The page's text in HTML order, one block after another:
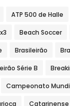
ATP 500 de Halle
Beach Soccer
Brasileirão
Série B
Campeonato
Catarinense